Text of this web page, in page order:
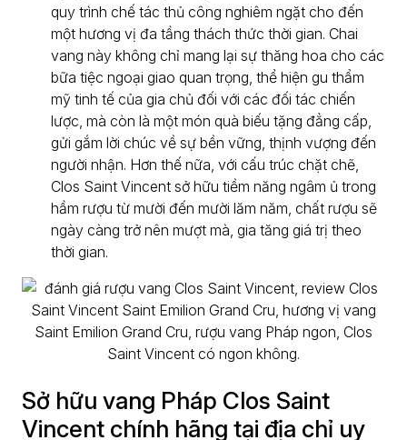
quy trình chế tác thủ công nghiêm ngặt cho đến
một hương vị đa tầng thách thức thời gian. Chai
vang này không chỉ mang lại sự thăng hoa cho các
bữa tiệc ngoại giao quan trọng, thể hiện gu thẩm
mỹ tinh tế của gia chủ đối với các đối tác chiến
lược, mà còn là một món quà biếu tặng đẳng cấp,
gửi gắm lời chúc về sự bền vững, thịnh vượng đến
người nhận. Hơn thế nữa, với cấu trúc chặt chẽ,
Clos Saint Vincent sở hữu tiềm năng ngâm ủ trong
hầm rượu từ mười đến mười lăm năm, chất rượu sẽ
ngày càng trở nên mượt mà, gia tăng giá trị theo
thời gian.
Sở hữu vang Pháp Clos Saint
Vincent chính hãng tại địa chỉ uy